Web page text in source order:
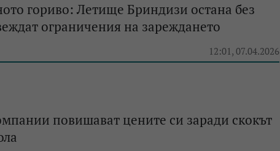
гориво: Летище Бриндизи остана без
ограничения на зареждането
12:01, 07.04.2026
повишават цените си заради скокът